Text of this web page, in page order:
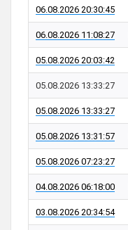
06.08.2026 20:30:45
06.08.2026 11:08:27
05.08.2026 20:03:42
05.08.2026 13:33:27
05.08.2026 13:33:27
05.08.2026 13:31:57
05.08.2026 07:23:27
04.08.2026 06:18:00
03.08.2026 20:34:54